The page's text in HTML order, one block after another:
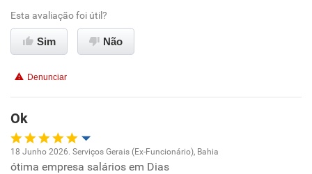
Benefícios
Recomenda esta empresa
Recomenda a diretoria
Esta avaliação foi útil?
Sim Não
Denunciar
Ok
Oportunidade de promoção
18 Junho 2026. Serviços Gerais (Ex-Funcionário), Bahia
ótima empresa salários em Dias